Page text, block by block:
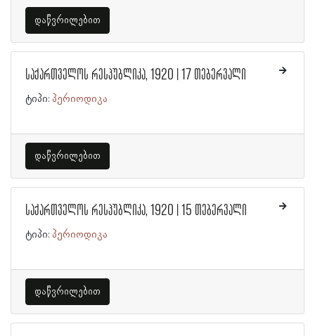
დაწვრილებით
საქართველოს რესპუბლიკა, 1920 | 17 თებერვალი
ტიპი: პერიოდიკა
დაწვრილებით
საქართველოს რესპუბლიკა, 1920 | 15 თებერვალი
ტიპი: პერიოდიკა
დაწვრილებით